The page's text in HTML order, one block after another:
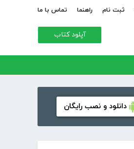
ثبت نام راهنما تماس با ما
آپلود کتاب
دانلود و نصب رایگان